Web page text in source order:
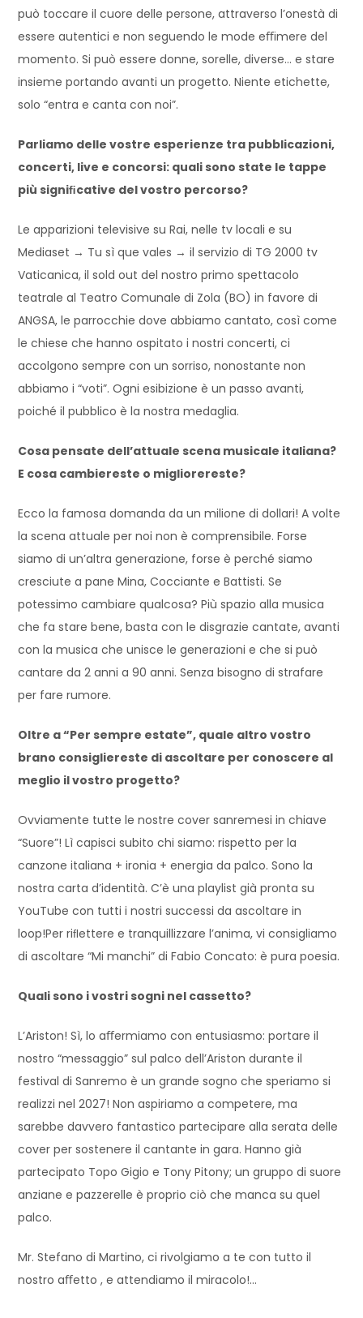
può toccare il cuore delle persone, attraverso l’onestà di
essere autentici e non seguendo le mode eﬃmere del
momento. Si può essere donne, sorelle, diverse… e stare
insieme portando avanti un progetto. Niente etichette,
solo “entra e canta con noi”.
Parliamo delle vostre esperienze tra pubblicazioni,
concerti, live e concorsi: quali sono state le tappe
più signiﬁcative del vostro percorso?
Le apparizioni televisive su Rai, nelle tv locali e su
Mediaset → Tu sì que vales → il servizio di TG 2000 tv
Vaticanica, il sold out del nostro primo spettacolo
teatrale al Teatro Comunale di Zola (BO) in favore di
ANGSA, le parrocchie dove abbiamo cantato, così come
le chiese che hanno ospitato i nostri concerti, ci
accolgono sempre con un sorriso, nonostante non
abbiamo i “voti”. Ogni esibizione è un passo avanti,
poiché il pubblico è la nostra medaglia.
Cosa pensate dell’attuale scena musicale italiana?
E cosa cambiereste o migliorereste?
Ecco la famosa domanda da un milione di dollari! A volte
la scena attuale per noi non è comprensibile. Forse
siamo di un’altra generazione, forse è perché siamo
cresciute a pane Mina, Cocciante e Battisti. Se
potessimo cambiare qualcosa? Più spazio alla musica
che fa stare bene, basta con le disgrazie cantate, avanti
con la musica che unisce le generazioni e che si può
cantare da 2 anni a 90 anni. Senza bisogno di strafare
per fare rumore.
Oltre a “Per sempre estate”, quale altro vostro
brano consigliereste di ascoltare per conoscere al
meglio il vostro progetto?
Ovviamente tutte le nostre cover sanremesi in chiave
“Suore”! Lì capisci subito chi siamo: rispetto per la
canzone italiana + ironia + energia da palco. Sono la
nostra carta d’identità. C’è una playlist già pronta su
YouTube con tutti i nostri successi da ascoltare in
loop!Per riﬂettere e tranquillizzare l’anima, vi consigliamo
di ascoltare “Mi manchi” di Fabio Concato: è pura poesia.
Quali sono i vostri sogni nel cassetto?
L’Ariston! Sì, lo aﬀermiamo con entusiasmo: portare il
nostro “messaggio” sul palco dell’Ariston durante il
festival di Sanremo è un grande sogno che speriamo si
realizzi nel 2027! Non aspiriamo a competere, ma
sarebbe davvero fantastico partecipare alla serata delle
cover per sostenere il cantante in gara. Hanno già
partecipato Topo Gigio e Tony Pitony; un gruppo di suore
anziane e pazzerelle è proprio ciò che manca su quel
palco.
Mr. Stefano di Martino, ci rivolgiamo a te con tutto il
nostro aﬀetto , e attendiamo il miracolo!…